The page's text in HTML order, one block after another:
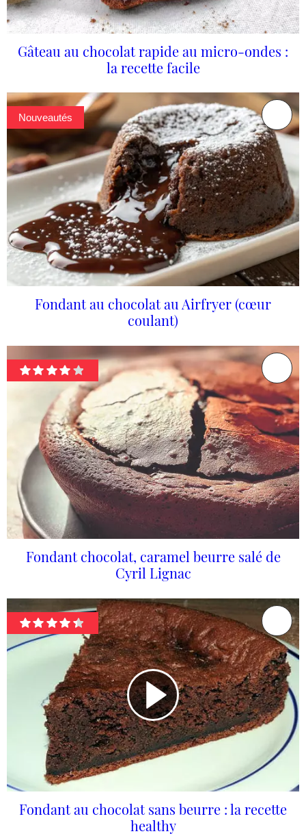
Gâteau au chocolat rapide au micro-ondes :
la recette facile
Nouveautés
Fondant au chocolat au Airfryer (cœur
coulant)
Fondant chocolat, caramel beurre salé de
Cyril Lignac
Fondant au chocolat sans beurre : la recette
healthy